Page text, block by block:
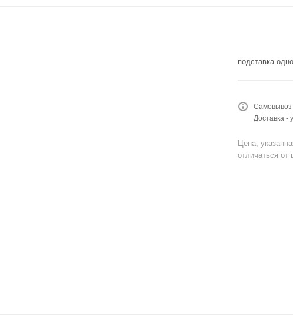
подставка
Самовывоз
Доставка -
Цена,
отличаться от